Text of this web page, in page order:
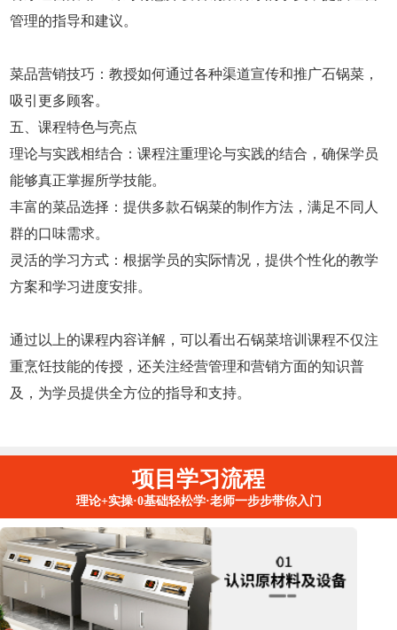
管理的指导和建议。
菜品营销技巧：教授如何通过各种渠道宣传和推广石锅菜，
吸引更多顾客。
五、课程特色与亮点
理论与实践相结合：课程注重理论与实践的结合，确保学员
能够真正掌握所学技能。
丰富的菜品选择：提供多款石锅菜的制作方法，满足不同人
群的口味需求。
灵活的学习方式：根据学员的实际情况，提供个性化的教学
方案和学习进度安排。
通过以上的课程内容详解，可以看出石锅菜培训课程不仅注
重烹饪技能的传授，还关注经营管理和营销方面的知识普
及，为学员提供全方位的指导和支持。
项目学习流程
理论+实操·0基础轻松学·老师一步步带你入门